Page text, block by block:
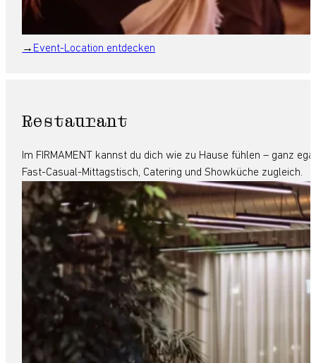
Event-Location entdecken
Restaurant
Im FIRMAMENT kannst du dich wie zu Hause fühlen – ganz
Fast-Casual-Mittagstisch, Catering und Showküche zugleich.